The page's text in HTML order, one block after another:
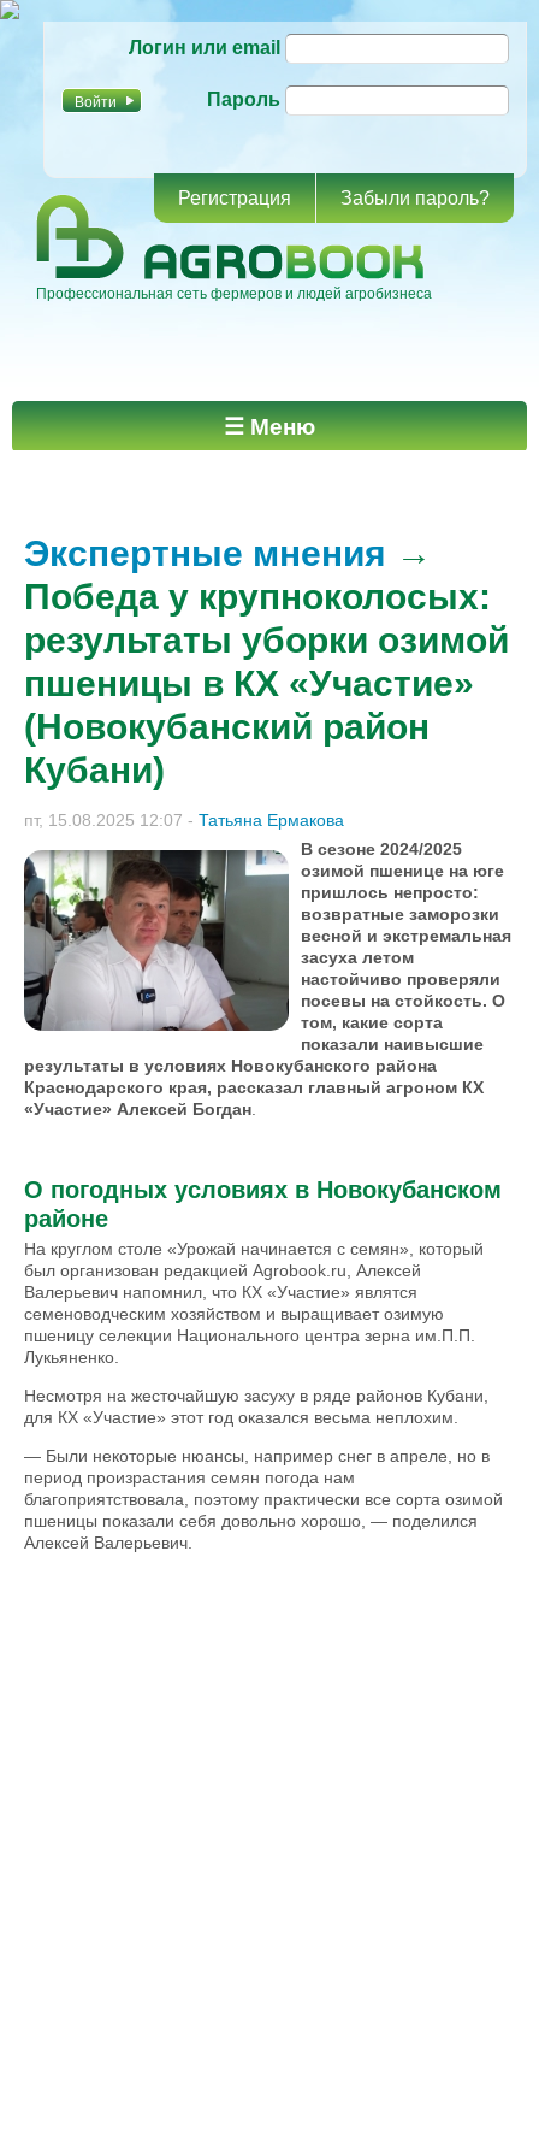
основному
Логин или email
Пароль
Регистрация Забыли пароль?
Профессиональная сеть фермеров и людей агробизнеса
Главное меню ☰ Меню
Экспертные мнения →
Победа у крупноколосых:
результаты уборки озимой
пшеницы в КХ «Участие»
(Новокубанский район
Кубани)
пт, 15.08.2025 12:07 - Татьяна Ермакова
В сезоне 2024/2025
озимой пшенице на юге
пришлось непросто:
возвратные заморозки
весной и экстремальная
засуха летом
настойчиво проверяли
посевы на стойкость. О
том, какие сорта
показали наивысшие
результаты в условиях Новокубанского района
Краснодарского края, рассказал главный агроном КХ
«Участие» Алексей Богдан
О погодных условиях в Новокубанском
районе
На круглом столе «Урожай начинается с семян», который
был организован редакцией Agrobook.ru, Алексей
Валерьевич напомнил, что КХ «Участие» являтся
семеноводческим хозяйством и выращивает озимую
пшеницу селекции Национального центра зерна им.П.П.
Лукьяненко.
Несмотря на жесточайшую засуху в ряде районов Кубани,
для КХ «Участие» этот год оказался весьма неплохим.
— Были некоторые нюансы, например снег в апреле, но в
период произрастания семян погода нам
благоприятствовала, поэтому практически все сорта озимой
пшеницы показали себя довольно хорошо, — поделился
Алексей Валерьевич.